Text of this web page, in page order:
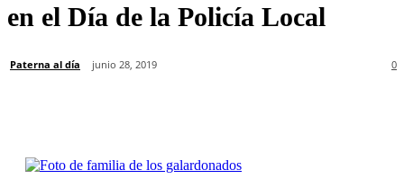
en el Día de la Policía Local
Paterna al día junio 28, 2019 0